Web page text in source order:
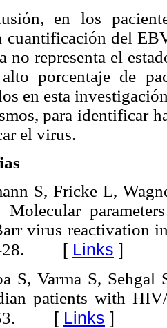
en los
cuantificación del
no representa el
porcentaje de
en esta
para identificar
el virus.
S, Fricke L,
Molecular
virus reactivation
[ Links ]
S, Varma S,
patients with
[ Links ]